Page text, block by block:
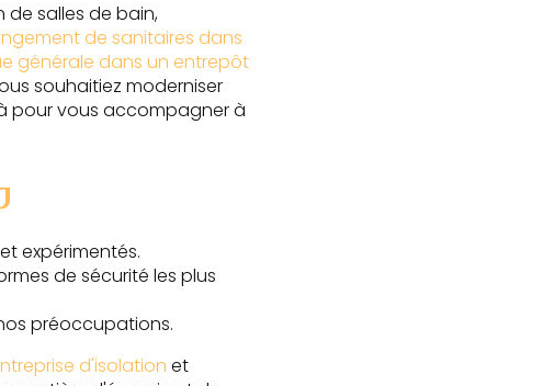
de salles de bain,
de sanitaires dans
générale dans un entrepôt
souhaitiez moderniser
pour vous accompagner à
expérimentés.
de sécurité les plus
préoccupations.
d'isolation et